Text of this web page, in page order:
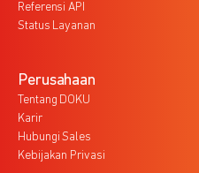
Referensi API
Status Layanan
Perusahaan
Tentang DOKU
Karir
Hubungi Sales
Kebijakan Privasi